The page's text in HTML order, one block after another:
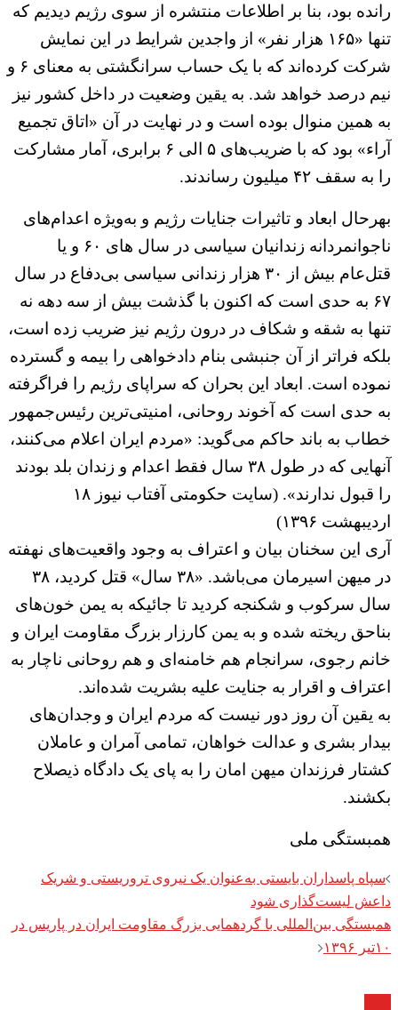
رانده بود، بنا بر اطلاعات منتشره از سوی رژیم دیدیم که
تنها «۱۶۵ هزار نفر» از واجدین شرایط در این نمایش
شرکت کرده‌اند که با یک حساب سرانگشتی به معنای ۶ و
نیم درصد خواهد شد. به یقین وضعیت در داخل کشور نیز
به همین منوال بوده است و در نهایت در آن «اتاق تجمیع
آراء» بود که با ضریب‌های ۵ الی ۶ برابری، آمار مشارکت
را به سقف ۴۲ میلیون رساندند.
بهرحال ابعاد و تاثیرات جنایات رژیم و به‌ویژه اعدام‌های
ناجوانمردانه زندانیان سیاسی در سال های ۶۰ و یا
قتل‌عام بیش از ۳۰ هزار زندانی سیاسی بی‌دفاع در سال
۶۷ به حدی است که اکنون با گذشت بیش از سه دهه نه
تنها به شقه و شکاف در درون رژیم نیز ضریب زده است،
بلکه فراتر از آن جنبشی بنام دادخواهی را بیمه و گسترده
نموده است. ابعاد این بحران که سراپای رژیم را فراگرفته
به حدی است که آخوند روحانی، امنیتی‌ترین رئیس‌جمهور
خطاب به باند حاکم می‌گوید: «مردم ایران اعلام می‌کنند،
آنهایی که در طول ۳۸ سال فقط اعدام و زندان بلد بودند
را قبول ندارند». (سایت حکومتی آفتاب نیوز ۱۸
اردیبهشت ۱۳۹۶)
آری این سخنان بیان و اعتراف به وجود واقعیت‌های نهفته
در میهن اسیرمان می‌باشد. «۳۸ سال» قتل کردید، ۳۸
سال سرکوب و شکنجه کردید تا جائیکه به یمن خون‌های
بناحق ریخته شده و به یمن کارزار بزرگ مقاومت ایران و
خانم رجوی، سرانجام هم خامنه‌ای و هم روحانی ناچار به
اعتراف و اقرار به جنایت علیه بشریت شده‌اند.
به یقین آن روز دور نیست که مردم ایران و وجدان‌های
بیدار بشری و عدالت خواهان، تمامی آمران و عاملان
کشتار فرزندان میهن امان را به پای یک دادگاه ذیصلاح
بکشند.
همبستگی ملی
Post
navigation
سپاه پاسداران بایستی به‌عنوان یک نیروی تروریستی و شریک
داعش لیست‌گذاری شود
همبستگی بین‌المللی با گردهمایی بزرگ مقاومت ایران در پاریس در
۱۰تیر ۱۳۹۶